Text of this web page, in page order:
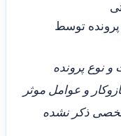
توسط
و نوع پرونده
و عوامل موثر
ذکر نشده